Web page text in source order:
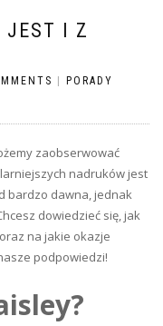
JEST I Z
| PORADY
zaobserwować
nadruków jest
bardzo dawna, jednak
dowiedzieć się, jak
na jakie okazje
podpowiedzi!